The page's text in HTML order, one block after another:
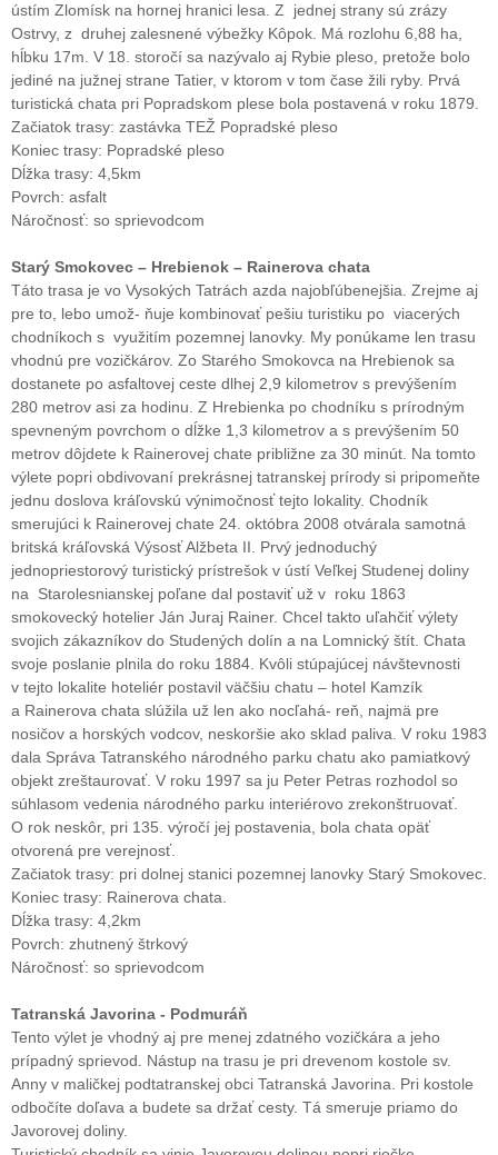
ústím Zlomísk na hornej hranici lesa. Z jednej strany sú zrázy
Ostrvy, z druhej zalesnené výbežky Kôpok. Má rozlohu 6,88 ha,
hĺbku 17m. V 18. storočí sa nazývalo aj Rybie pleso, pretože bolo
jediné na južnej strane Tatier, v ktorom v tom čase žili ryby. Prvá
turistická chata pri Popradskom plese bola postavená v roku 1879.
Začiatok trasy: zastávka TEŽ Popradské pleso
Koniec trasy: Popradské pleso
Dĺžka trasy: 4,5km
Povrch: asfalt
Náročnosť: so sprievodcom
Starý Smokovec – Hrebienok – Rainerova chata
Táto trasa je vo Vysokých Tatrách azda najobľúbenejšia. Zrejme aj
pre to, lebo umož- ňuje kombinovať pešiu turistiku po viacerých
chodníkoch s využitím pozemnej lanovky. My ponúkame len trasu
vhodnú pre vozičkárov. Zo Starého Smokovca na Hrebienok sa
dostanete po asfaltovej ceste dlhej 2,9 kilometrov s prevýšením
280 metrov asi za hodinu. Z Hrebienka po chodníku s prírodným
spevneným povrchom o dĺžke 1,3 kilometrov a s prevýšením 50
metrov dôjdete k Rainerovej chate približne za 30 minút. Na tomto
výlete popri obdivovaní prekrásnej tatranskej prírody si pripomeňte
jednu doslova kráľovskú výnimočnosť tejto lokality. Chodník
smerujúci k Rainerovej chate 24. októbra 2008 otvárala samotná
britská kráľovská Výsosť Alžbeta II. Prvý jednoduchý
jednopriestorový turistický prístrešok v ústí Veľkej Studenej doliny
na Starolesnianskej poľane dal postaviť už v roku 1863
smokovecký hotelier Ján Juraj Rainer. Chcel takto uľahčiť výlety
svojich zákazníkov do Studených dolín a na Lomnický štít. Chata
svoje poslanie plnila do roku 1884. Kvôli stúpajúcej návštevnosti
v tejto lokalite hoteliér postavil väčšiu chatu – hotel Kamzík
a Rainerova chata slúžila už len ako nocľahá- reň, najmä pre
nosičov a horských vodcov, neskoršie ako sklad paliva. V roku 1983
dala Správa Tatranského národného parku chatu ako pamiatkový
objekt zreštaurovať. V roku 1997 sa ju Peter Petras rozhodol so
súhlasom vedenia národného parku interiérovo zrekonštruovať.
O rok neskôr, pri 135. výročí jej postavenia, bola chata opäť
otvorená pre verejnosť.
Začiatok trasy: pri dolnej stanici pozemnej lanovky Starý Smokovec.
Koniec trasy: Rainerova chata.
Dĺžka trasy: 4,2km
Povrch: zhutnený štrkový
Náročnosť: so sprievodcom
Tatranská Javorina - Podmuráň
Tento výlet je vhodný aj pre menej zdatného vozičkára a jeho
prípadný sprievod. Nástup na trasu je pri drevenom kostole sv.
Anny v maličkej podtatranskej obci Tatranská Javorina. Pri kostole
odbočíte doľava a budete sa držať cesty. Tá smeruje priamo do
Javorovej doliny.